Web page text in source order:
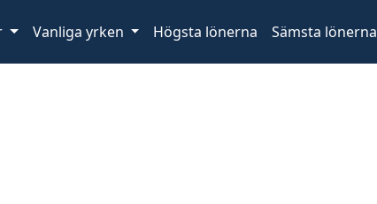
Vanliga yrken Högsta lönerna Sämsta lönerna